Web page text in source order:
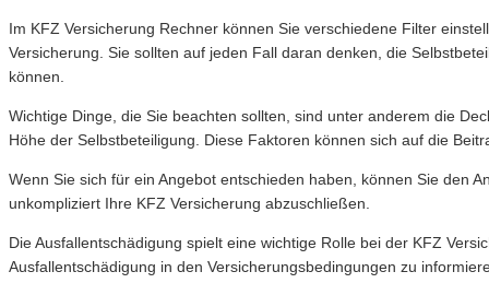
Im KFZ Versicherung Rechner können Sie verschiedene Filter
Versicherung. Sie sollten auf jeden Fall daran denken, die
können.
Wichtige Dinge, die Sie beachten sollten, sind unter anderem die
Höhe der Selbstbeteiligung. Diese Faktoren können sich auf die
Wenn Sie sich für ein Angebot entschieden haben, können Sie den
unkompliziert Ihre KFZ Versicherung abzuschließen.
Die Ausfallentschädigung spielt eine wichtige Rolle bei der KFZ
Ausfallentschädigung in den Versicherungsbedingungen zu